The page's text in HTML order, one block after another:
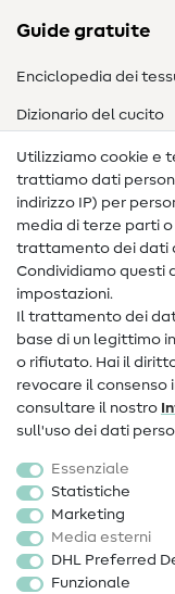
Guide gratuite
Enciclopedia dei
Dizionario del cucito
Nähanleitungen
Assistenza e
Contatto
Informazioni sul
FAQ
Diritto di recesso
Popolare
Accessori cucito
Sale
Utilizziamo cookie e
trattiamo dati
indirizzo IP) per
media di terze parti
trattamento dei dati
Condividiamo questi
impostazioni.
Il trattamento dei
base di un legittimo
o rifiutato. Hai il
revocare il consenso
consultare il nostro
sull'uso dei dati
Essenziale
Statistiche
Marketing
Media esterni
DHL Preferred
Funzionale